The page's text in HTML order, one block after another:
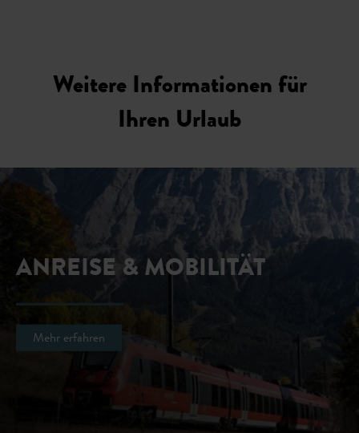
Weitere Informationen für
Ihren Urlaub
ANREISE & MOBILITÄT
Mehr erfahren